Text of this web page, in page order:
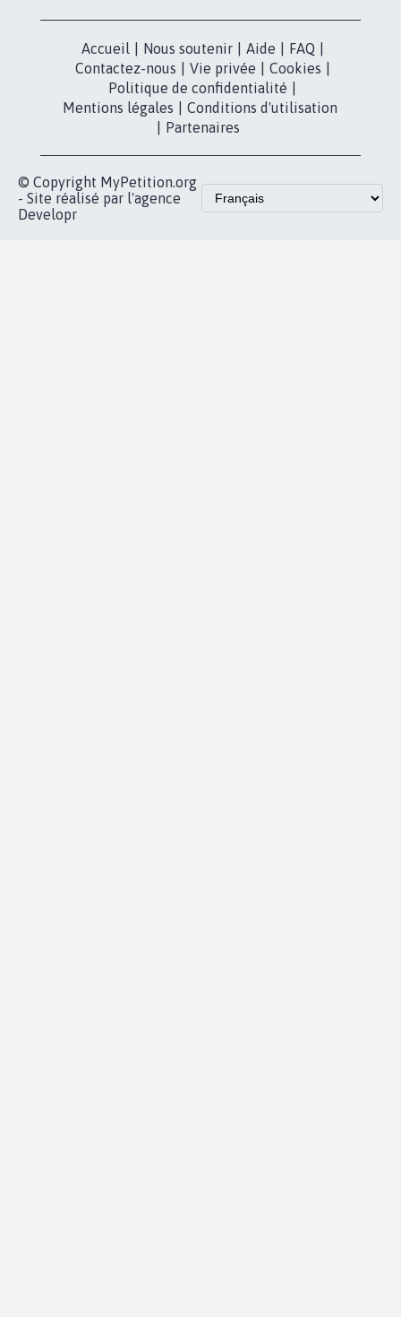
Accueil Nous soutenir Aide FAQ
Contactez-nous
Vie privée Cookies
Politique de confidentialité
Mentions légales
Conditions d'utilisation
Partenaires
© Copyright MyPetition.org
- Site réalisé par l'agence
Developr